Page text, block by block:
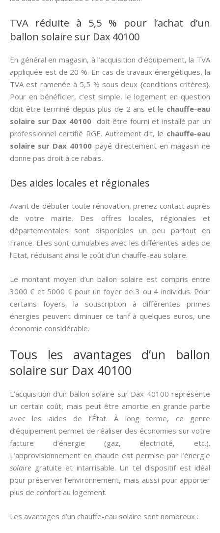
TVA réduite à 5,5 % pour l’achat d’un
ballon solaire sur Dax 40100
En général en magasin, à l’acquisition d’équipement, la TVA
appliquée est de 20 %. En cas de travaux énergétiques, la
TVA est ramenée à 5,5 % sous deux {conditions critères}.
Pour en bénéficier, c’est simple, le logement en question
doit être terminé depuis plus de 2 ans et le chauffe-eau
solaire sur Dax 40100doit être fourni et installé par un
professionnel certifié RGE. Autrement dit, le chauffe-eau
solaire sur Dax 40100 payé directement en magasin ne
donne pas droit à ce rabais.
Des aides locales et régionales
Avant de débuter toute rénovation, prenez contact auprès
de votre mairie. Des offres locales, régionales et
départementales sont disponibles un peu partout en
France. Elles sont cumulables avec les différentes aides de
l’Etat, réduisant ainsi le coût d’un chauffe-eau solaire.
Le montant moyen d’un ballon solaire est compris entre
3000 € et 5000 € pour un foyer de 3 ou 4 individus. Pour
certains foyers, la souscription à différentes primes
énergies peuvent diminuer ce tarif à quelques euros, une
économie considérable.
Tous les avantages d’un ballon
solaire sur Dax 40100
L’acquisition d’un ballon solaire sur Dax 40100 représente
un certain coût, mais peut être amortie en grande partie
avec les aides de l’État. À long terme, ce genre
d’équipement permet de réaliser des économies sur votre
facture d’énergie (gaz, électricité, etc.).
L’approvisionnement en chaude est permise par l’énergie
solaire gratuite et intarrisable. Un tel dispositif est idéal
pour préserver l’environnement, mais aussi pour apporter
plus de confort au logement.
Les avantages d’un chauffe-eau solaire sont nombreux :